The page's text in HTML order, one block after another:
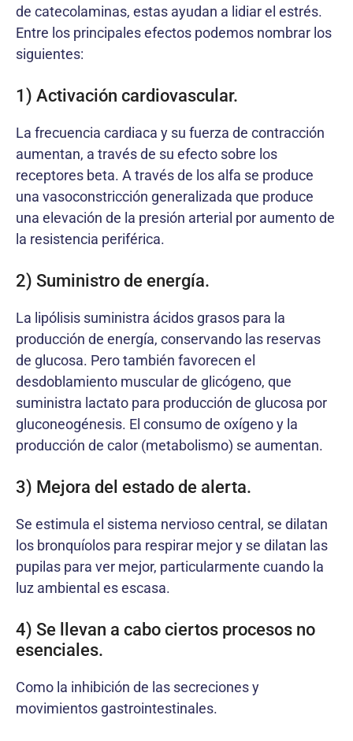
de catecolaminas, estas ayudan a lidiar el estrés.
Entre los principales efectos podemos nombrar los
siguientes:
1) Activación cardiovascular.
La frecuencia cardiaca y su fuerza de contracción
aumentan, a través de su efecto sobre los
receptores beta. A través de los alfa se produce
una vasoconstricción generalizada que produce
una elevación de la presión arterial por aumento de
la resistencia periférica.
2) Suministro de energía.
La lipólisis suministra ácidos grasos para la
producción de energía, conservando las reservas
de glucosa. Pero también favorecen el
desdoblamiento muscular de glicógeno, que
suministra lactato para producción de glucosa por
gluconeogénesis. El consumo de oxígeno y la
producción de calor (metabolismo) se aumentan.
3) Mejora del estado de alerta.
Se estimula el sistema nervioso central, se dilatan
los bronquíolos para respirar mejor y se dilatan las
pupilas para ver mejor, particularmente cuando la
luz ambiental es escasa.
4) Se llevan a cabo ciertos procesos no
esenciales.
Como la inhibición de las secreciones y
movimientos gastrointestinales.